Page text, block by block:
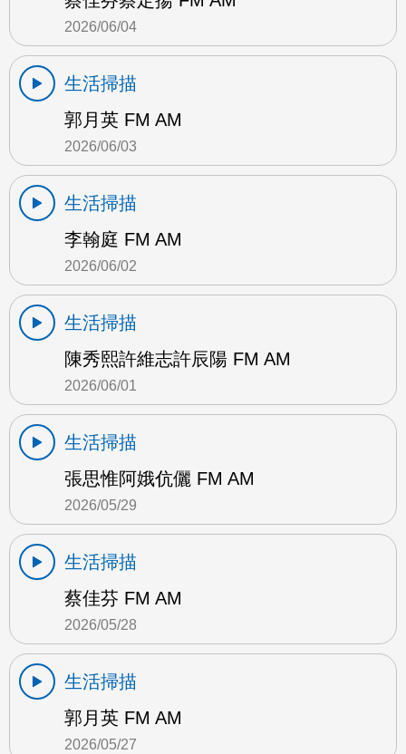
2026/06/04
生活掃描
郭月英 FM AM
2026/06/03
生活掃描
李翰庭 FM AM
2026/06/02
生活掃描
陳秀熙許維志許辰陽 FM AM
2026/06/01
生活掃描
張思惟阿娥伉儷 FM AM
2026/05/29
生活掃描
蔡佳芬 FM AM
2026/05/28
生活掃描
郭月英 FM AM
2026/05/27